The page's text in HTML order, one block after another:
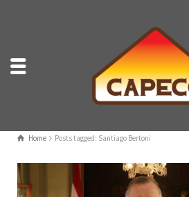
Home Posts tagged: Santiago Bertoni